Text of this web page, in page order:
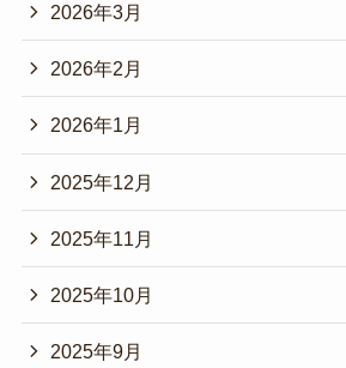
2026年3月
2026年2月
2026年1月
2025年12月
2025年11月
2025年10月
2025年9月